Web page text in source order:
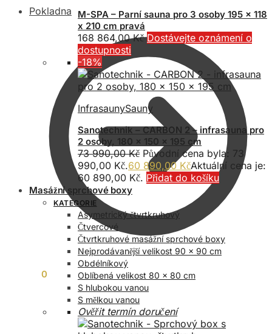
Pokladna
0
M-SPA – Parní sauna pro 3 osoby 195 x 118
x 210 cm pravá
168 864,00Kč Dostávejte oznámení o
dostupnosti
-18%
InfrasaunySauny
Sanotechnik – CARBON 2 – infrasauna pro
2 osoby, 180 x 150 x 195 cm
73 990,00Kč Původní cena byla: 73
990,00 Kč.60 890,00 KčAktuální cena je:
60 890,00 Kč. Přidat do košíku
Masážní sprchové boxy
KATEGORIE
Asymetrický čtvrtkruhový
Čtvercové
Čtvrtkruhové masážní sprchové boxy
Nejprodávanější velikost 90 x 90 cm
Obdélníkový
Oblíbená velikost 80 x 80 cm
S hlubokou vanou
S mělkou vanou
Ověřit termín doručení